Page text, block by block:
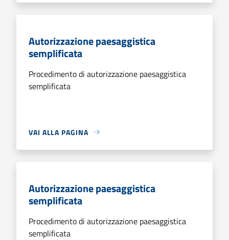
Autorizzazione paesaggistica
semplificata
Procedimento di autorizzazione paesaggistica
semplificata
VAI ALLA PAGINA
Autorizzazione paesaggistica
semplificata
Procedimento di autorizzazione paesaggistica
semplificata